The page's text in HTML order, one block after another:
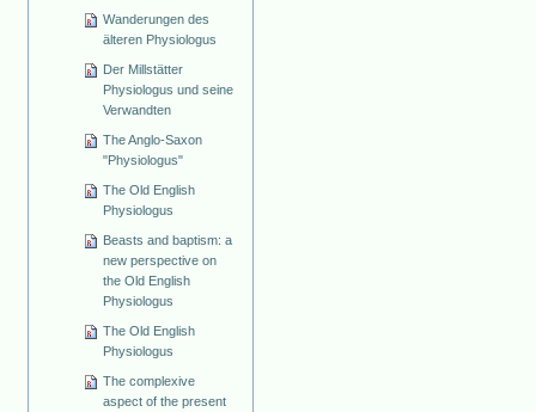
Wanderungen des
älteren Physiologus
Der Millstätter
Physiologus und seine
Verwandten
The Anglo-Saxon
"Physiologus"
The Old English
Physiologus
Beasts and baptism: a
new perspective on
the Old English
Physiologus
The Old English
Physiologus
The complexive
aspect of the present